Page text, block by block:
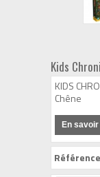
Kids
KIDS
Chêne
En